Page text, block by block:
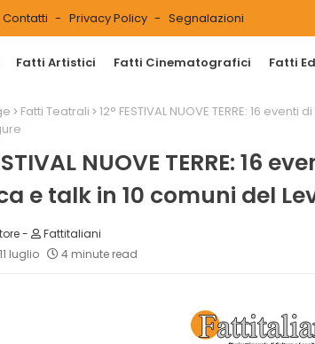
Contatti Privacy Policy Segnalazioni
Fatti Artistici Fatti Cinematografici Fatti
Fatti Teatrali
12° FESTIVAL NUOVE TERRE: 16
NUOVE TERRE: 16
e talk in 10 comuni del
Fattitaliani
11 luglio
4 minute read